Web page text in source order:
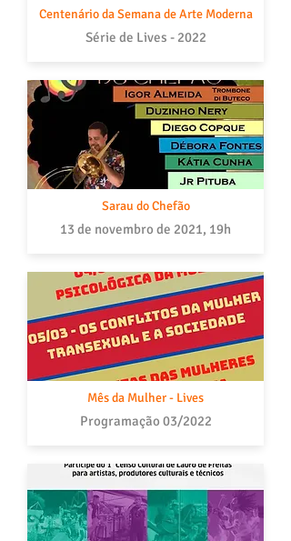
Centenário da Semana de Arte Moderna
Série de Lives - 2022
Sarau do Chefão
13 de novembro de 2021, 19h
Mês da Mulher - Lives
Programação 03/2022